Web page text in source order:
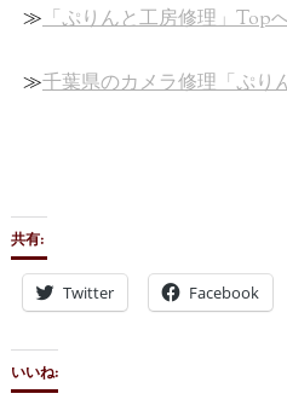
≫「ぷりんと工房修理」Top
≫千葉県のカメラ修理「ぷり
共有:
Twitter Facebook
いいね: